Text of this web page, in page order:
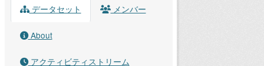
データセット メンバー
About
アクティビティストリーム